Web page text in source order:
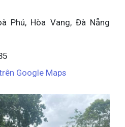
Phú, Hòa Vang, Đà Nẵng
Google Maps